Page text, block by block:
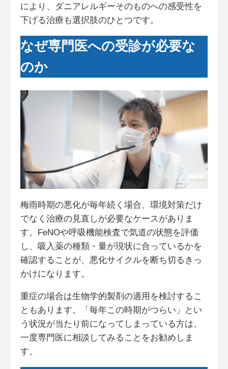
により、ダニアレルギーそのものへの感受性を
下げる治療も選択肢のひとつです。
なぜ専門医への受診が必要な
のか
梅雨時期の悪化が毎年続く場合、環境対策だけ
でなく治療の見直しが必要なケースがありま
す。FeNOや呼吸機能検査で気道の状態を評価
し、吸入薬の種類・量が現状に合っているかを
確認することが、悪化サイクルを断ち切るきっ
かけになります。
重症の場合は生物学的製剤の適用を検討するこ
ともあります。「毎年この時期がつらい」とい
う状況が当たり前になってしまっている方は、
一度専門医に相談してみることをお勧めしま
す。